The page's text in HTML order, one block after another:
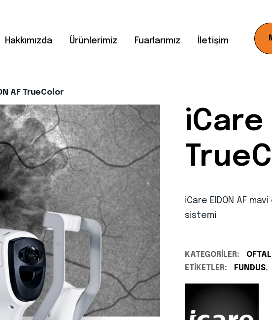
Hakkımızda Ürünlerimiz Fuarlarımız İletişim
AF TrueColor
iCare
iCare EIDON AF
sistemi
KATEGORILER:
ETIKETLER:
FUNDUS,